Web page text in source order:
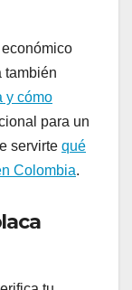
también
y cómo
para un
servirte qué
Colombia.